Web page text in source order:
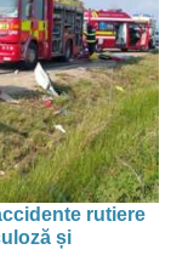
rutiere
și